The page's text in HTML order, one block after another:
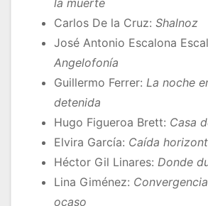
la muerte
Carlos De la Cruz: Shalnoz
José Antonio Escalona
Angelofonía
Guillermo Ferrer: La noche
detenida
Hugo Figueroa Brett: Casa
Elvira García: Caída
Héctor Gil Linares: Donde
Lina Giménez:
ocaso